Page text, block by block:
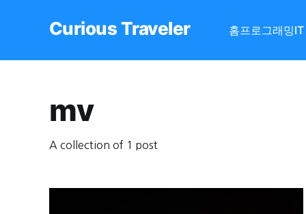
Curious Traveler 홈프로그래밍
mv
A collection of 1 post